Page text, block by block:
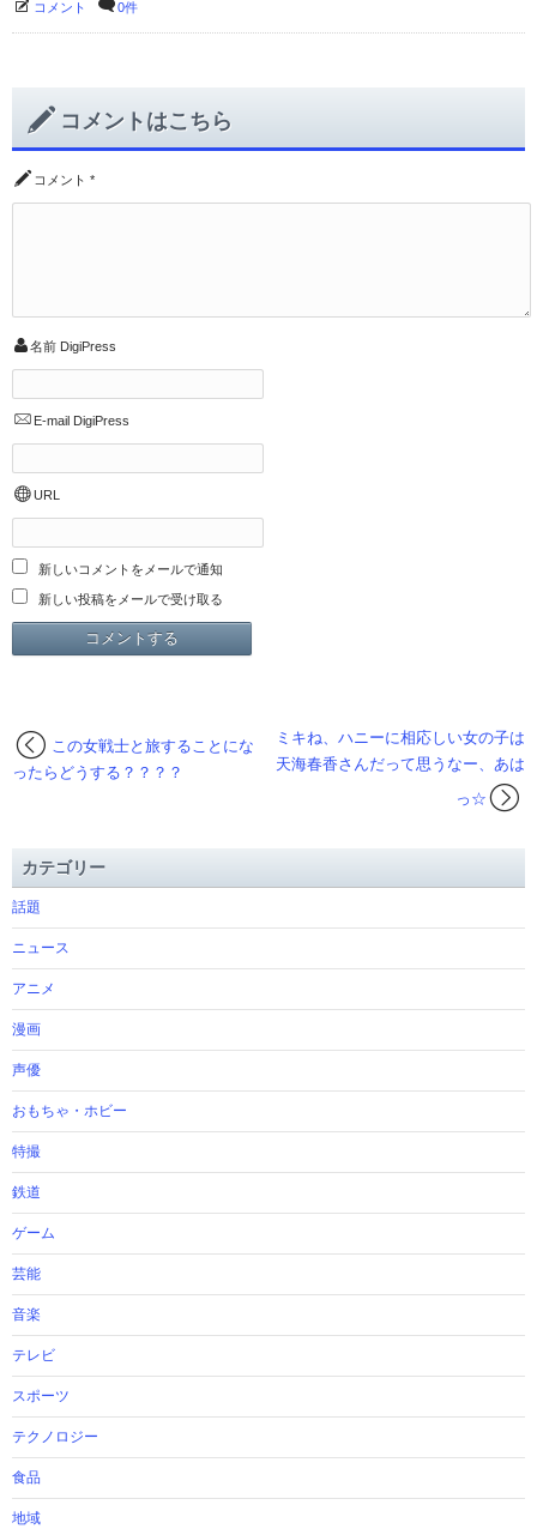
コメント 0件
コメントはこちら
コメント *
名前 DigiPress
E-mail DigiPress
URL
新しいコメントをメールで通知
新しい投稿をメールで受け取る
ミキね、ハニーに相応しい女の子は
天海春香さんだって思うなー、あは
っ☆
この女戦士と旅することにな
ったらどうする？？？？
カテゴリー
話題
ニュース
アニメ
漫画
声優
おもちゃ・ホビー
特撮
鉄道
ゲーム
芸能
音楽
テレビ
スポーツ
テクノロジー
食品
地域